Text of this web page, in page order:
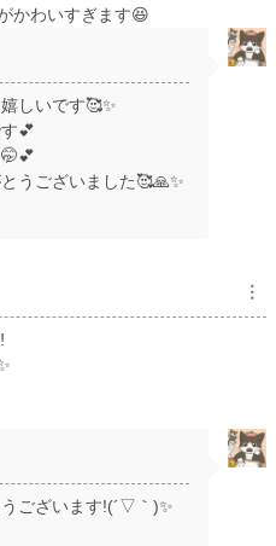
かわいすぎます😆
しいです🥰✨
💕
うございました🥰🙏✨
︙
ございます!(´▽｀)✨